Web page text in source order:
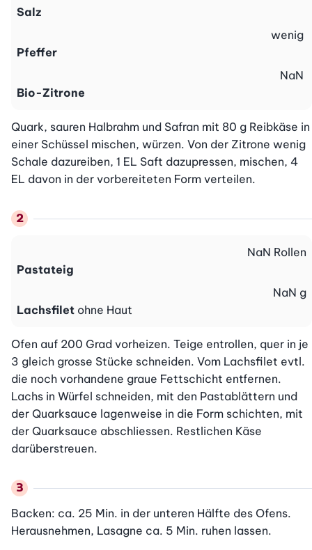
Salz
Pfeffer
wenig
Bio-Zitrone
NaN
Quark, sauren Halbrahm und Safran mit 80 g Reibkäse in
einer Schüssel mischen, würzen. Von der Zitrone wenig
Schale dazureiben, 1 EL Saft dazupressen, mischen, 4
EL davon in der vorbereiteten Form verteilen.
Pastateig
NaN Rollen
Lachsfilet ohne Haut
NaN g
Ofen auf 200 Grad vorheizen. Teige entrollen, quer in je
3 gleich grosse Stücke schneiden. Vom Lachsfilet evtl.
die noch vorhandene graue Fettschicht entfernen.
Lachs in Würfel schneiden, mit den Pastablättern und
der Quarksauce lagenweise in die Form schichten, mit
der Quarksauce abschliessen. Restlichen Käse
darüberstreuen.
Backen: ca. 25 Min. in der unteren Hälfte des Ofens.
Herausnehmen, Lasagne ca. 5 Min. ruhen lassen.